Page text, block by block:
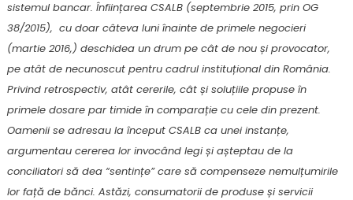
sistemul bancar. Înființarea CSALB (septembrie 2015, prin OG
38/2015), cu doar câteva luni înainte de primele negocieri
(martie 2016,) deschidea un drum pe cât de nou și provocator,
pe atât de necunoscut pentru cadrul instituțional din România.
Privind retrospectiv, atât cererile, cât și soluțiile propuse în
primele dosare par timide în comparație cu cele din prezent.
Oamenii se adresau la început CSALB ca unei instanțe,
argumentau cererea lor invocând legi și așteptau de la
conciliatori să dea “sentințe” care să compenseze nemulțumirile
lor față de bănci. Astăzi, consumatorii de produse și servicii